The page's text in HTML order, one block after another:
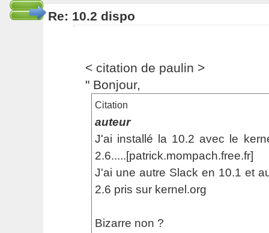
Re: 10.2 dispo
< citation de paulin >
" Bonjour,
Citation
auteur
J'ai installé la 10.2 avec le
2.6.....[patrick.mompach.free.fr]
J'ai une autre Slack en 10.1 et
2.6 pris sur kernel.org
Bizarre non ?